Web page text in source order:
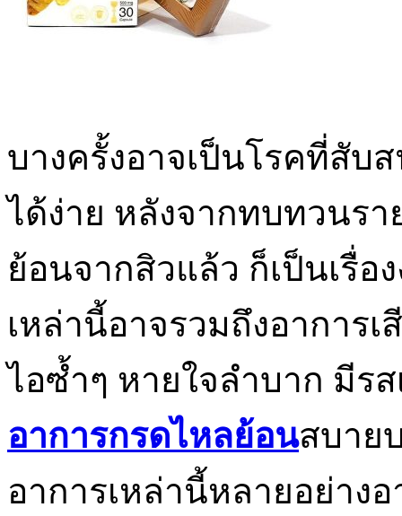
บางครั้งอาจเป็นโรคที่สับ
ได้ง่าย หลังจากทบทวนร
ย้อนจากสิวแล้ว ก็เป็นเรื่อ
เหล่านี้อาจรวมถึงอาการเ
ไอซ้ำๆ หายใจลำบาก มีร
อาการกรดไหลย้อนสบาย
อาการเหล่านี้หลายอย่าง